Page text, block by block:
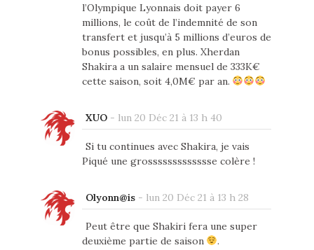
l’Olympique Lyonnais doit payer 6
millions, le coût de l’indemnité de son
transfert et jusqu’à 5 millions d’euros de
bonus possibles, en plus. Xherdan
Shakira a un salaire mensuel de 333K€
cette saison, soit 4,0M€ par an.
XUO- lun 20 Déc 21 à 13 h 40
Si tu continues avec Shakira, je vais
Piqué une grossssssssssssse colère !
Olyonn@is- lun 20 Déc 21 à 13 h 28
Peut être que Shakiri fera une super
deuxième partie de saison
.